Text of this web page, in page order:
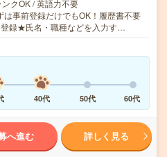
クOK / 英語力不要
事前登録だけでもOK！履歴書不要
録★氏名・職種などを入力す…
40代 50代 60代
へ進む 詳しく見る